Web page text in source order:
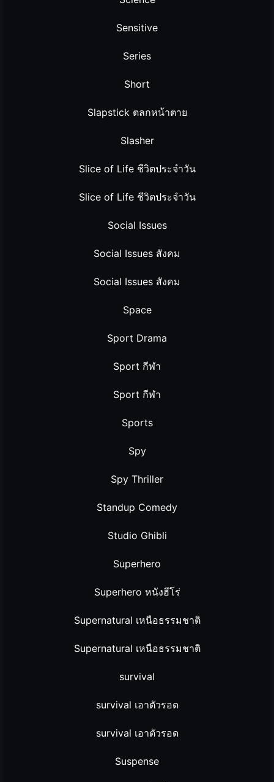
Sensitive
Series
Short
Slapstick ตลกหน้าตาย
Slasher
Slice of Life ชีวิตประจำวัน
Slice of Life ชีวิตประจำวัน
Social Issues
Social Issues สังคม
Social Issues สังคม
Space
Sport Drama
Sport กีฬา
Sport กีฬา
Sports
Spy
Spy Thriller
Standup Comedy
Studio Ghibli
Superhero
Superhero หนังฮีโร่
Supernatural เหนือธรรมชาติ
Supernatural เหนือธรรมชาติ
survival
survival เอาตัวรอด
survival เอาตัวรอด
Suspense